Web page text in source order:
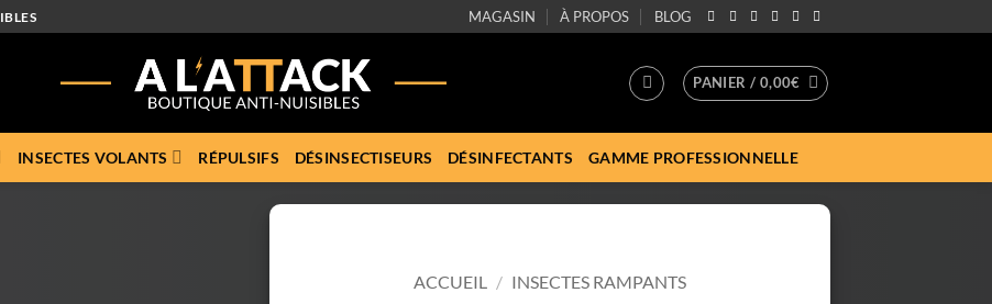
MAGASIN À PROPOS BLOG
PANIER / 0,00€
INSECTES VOLANTS RÉPULSIFS DÉSINSECTISEURS DÉSINFECTANTS GAMME PROFESSIONNELLE
ACCUEIL / INSECTES RAMPANTS